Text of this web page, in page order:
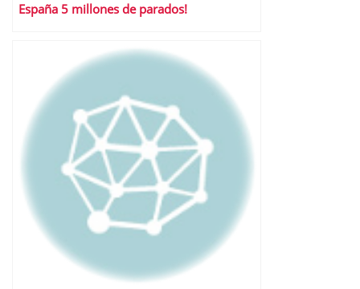
España 5 millones de parados!